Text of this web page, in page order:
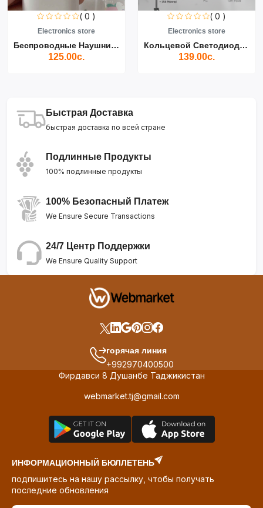
( 0 )
Electronics store
Беспроводные Наушники Air...
125.00с.
( 0 )
Electronics store
Кольцевой Светодиодный Св...
139.00с.
Быстрая Доставка
быстрая доставка по всей стране
Подлинные Продукты
100% подлинные продукты
100% Безопасный Платеж
We Ensure Secure Transactions
24/7 Центр Поддержки
We Ensure Quality Support
горячая линия
+992970400500
Фирдавси 8 Душанбе Таджикистан
webmarket.tj@gmail.com
ИНФОРМАЦИОННЫЙ БЮЛЛЕТЕНЬ
подпишитесь на нашу рассылку, чтобы получать
последние обновления